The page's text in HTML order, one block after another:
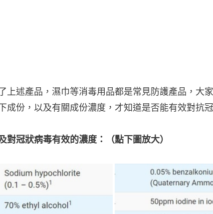
上述產品，濕巾等消毒用品都是常見防護產品，大
成份，以及有關成份濃度，才知道是否能有效對抗冠
對冠狀病毒有效的濃度：（點下圖放大）